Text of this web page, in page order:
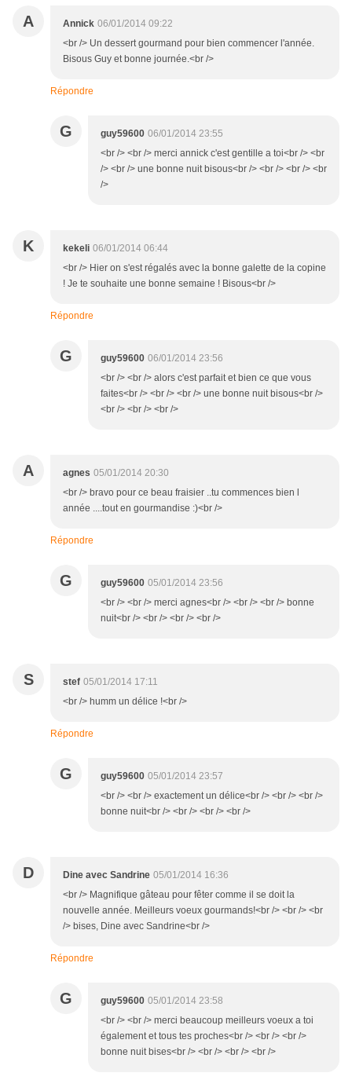
A Annick 06/01/2014 09:22
<br /> Un dessert gourmand pour bien commencer l'année.
Bisous Guy et bonne journée.<br />
Répondre
G guy59600 06/01/2014 23:55
<br /> <br /> merci annick c'est gentille a toi<br /> <br
/> <br /> une bonne nuit bisous<br /> <br /> <br /> <br
/>
K kekeli 06/01/2014 06:44
<br /> Hier on s'est régalés avec la bonne galette de la copine
! Je te souhaite une bonne semaine ! Bisous<br />
Répondre
G guy59600 06/01/2014 23:56
<br /> <br /> alors c'est parfait et bien ce que vous
faites<br /> <br /> <br /> une bonne nuit bisous<br />
<br /> <br /> <br />
A agnes 05/01/2014 20:30
<br /> bravo pour ce beau fraisier ..tu commences bien l
année ....tout en gourmandise :)<br />
Répondre
G guy59600 05/01/2014 23:56
<br /> <br /> merci agnes<br /> <br /> <br /> bonne
nuit<br /> <br /> <br /> <br />
S stef 05/01/2014 17:11
<br /> humm un délice !<br />
Répondre
G guy59600 05/01/2014 23:57
<br /> <br /> exactement un délice<br /> <br /> <br />
bonne nuit<br /> <br /> <br /> <br />
D Dine avec Sandrine 05/01/2014 16:36
<br /> Magnifique gâteau pour fêter comme il se doit la
nouvelle année. Meilleurs voeux gourmands!<br /> <br /> <br
/> bises, Dine avec Sandrine<br />
Répondre
G guy59600 05/01/2014 23:58
<br /> <br /> merci beaucoup meilleurs voeux a toi
également et tous tes proches<br /> <br /> <br />
bonne nuit bises<br /> <br /> <br /> <br />